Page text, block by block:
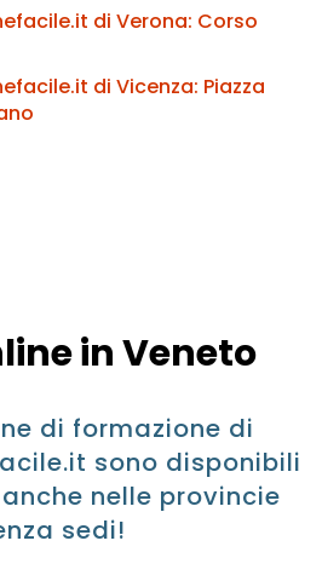
di Verona: Corso
di Vicenza: Piazza
in Veneto
di formazione di
sono disponibili
nelle provincie
sedi!